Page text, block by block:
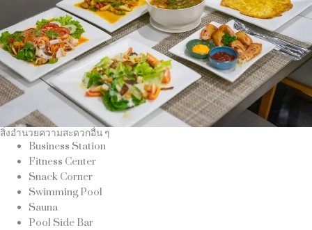
สิ่งอำนวยความสะดวกอื่น ๆ
Business Station
Fitness Center
Snack Corner
Swimming Pool
Sauna
Pool Side Bar